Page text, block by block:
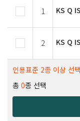
1 KS Q
2 KS Q
인용표준 2종 이상 선
총 0종 선택